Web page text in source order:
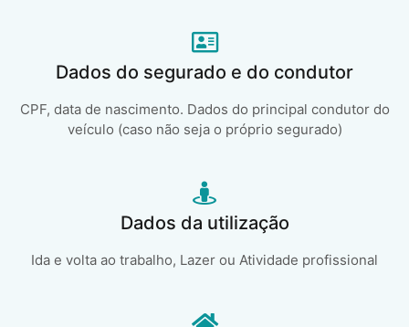
Dados do segurado e do condutor
CPF, data de nascimento. Dados do principal condutor do
veículo (caso não seja o próprio segurado)
Dados da utilização
Ida e volta ao trabalho, Lazer ou Atividade profissional